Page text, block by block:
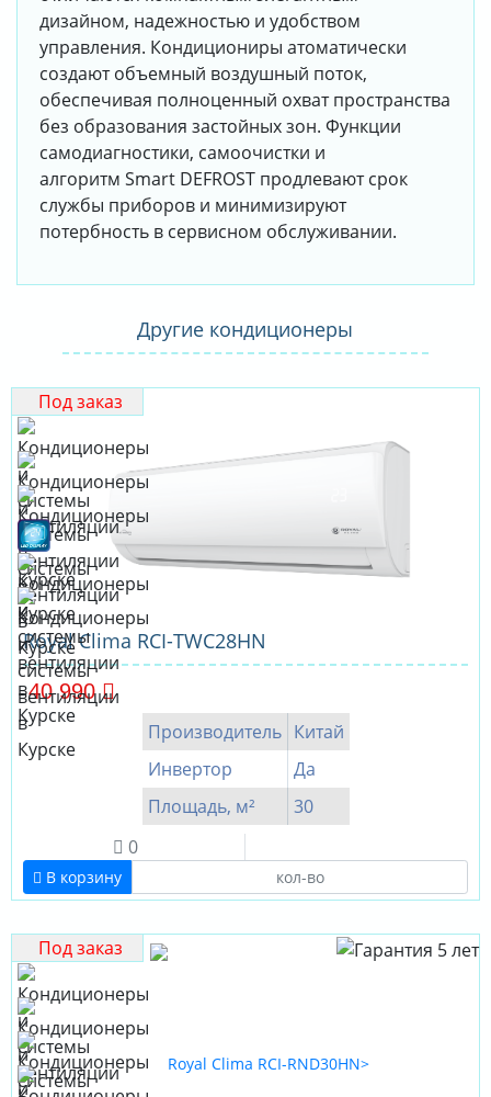
дизайном, надежностью и удобством
управления. Кондициониры атоматически
создают объемный воздушный поток,
обеспечивая полноценный охват пространства
без образования застойных зон. Функции
самодиагностики, самоочистки и
алгоритм Smart DEFROST продлевают срок
службы приборов и минимизируют
потербность в сервисном обслуживании.
Другие кондиционеры
Под заказ
Royal Clima RCI-TWC28HN
40 990
Производитель Китай
Инвертор
Да
Площадь, м²
30
0
В корзину
Под заказ